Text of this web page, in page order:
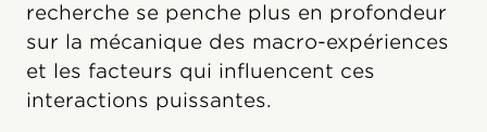
recherche se penche plus en profondeur
sur la mécanique des macro-expériences
et les facteurs qui influencent ces
interactions puissantes.